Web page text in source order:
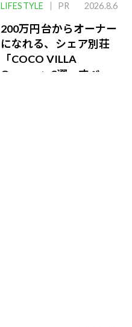
LIFESTYLE PR 2026.8.6
200万円台からオーナー
になれる、シェア別荘
「COCO VILLA
Owners」3選。すべて